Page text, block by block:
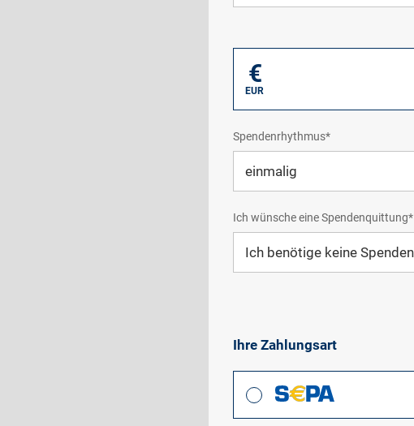
€
EUR
Spendenrhythmus*
Ich wünsche eine Spendenquittung*
Ihre Zahlungsart